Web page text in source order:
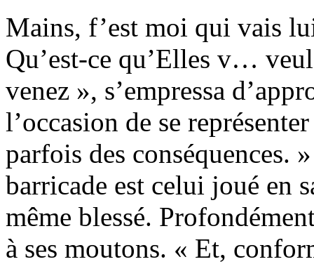
Mains, f’est moi qui vais
Qu’est-ce qu’Elles v…
venez », s’empressa
l’occasion de se
parfois des conséquences.
barricade est celui joué en
même blessé.
à ses moutons. « Et,